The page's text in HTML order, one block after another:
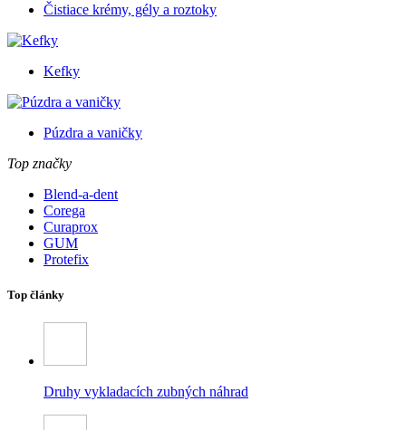
Čistiace krémy, gély a roztoky
Kefky
Púzdra a vaničky
Top značky
Blend-a-dent
Corega
Curaprox
GUM
Protefix
Top články
Druhy vykladacích zubných náhrad